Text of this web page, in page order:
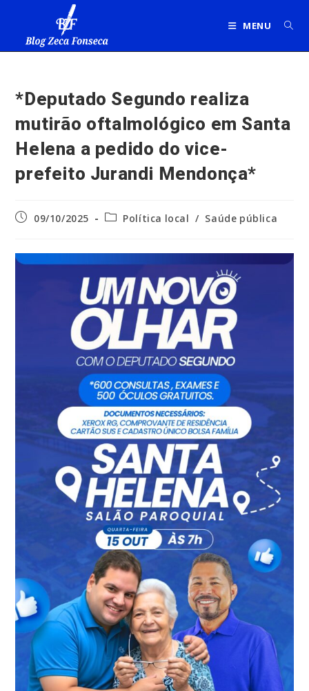
MENU
*Deputado Segundo realiza
mutirão oftalmológico em Santa
Helena a pedido do vice-
prefeito Jurandi Mendonça*
Post09/10/2025
Categoria
Política local / Saúde pública